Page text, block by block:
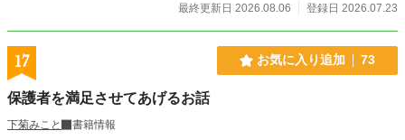
葉──クーデレな委員長タイプ。「マコトの隣は、私の指定席よ」と、隣の席か
ら静かに耳打ちしてくる。 三女・綾瀬 三桜──素直で甘えん坊なポンコツ天然。
「誠くん、あーんして？」と、可愛らしく懐に飛び込んでくる。 性格も攻め方
も違う三人が、揃って「私が本物のネトゲ嫁」だと譲らない。 「誰が本物か当
てるまで、三人であなたをオトすね」 こうして、誠の平凡だった高校生活は、
教室でも、放課後でも、綾瀬家に招かれた休日でも──三方向からの猛アプロー
チに包囲される日々へと一変する。 甘えられて、密着されて、耳打ちされて。
最終更新日 2026.08.06
登録日 2026.07.23
17 お気に入り追加 73
保護者を満足させてあげるお話
下菊みこと
書籍情報